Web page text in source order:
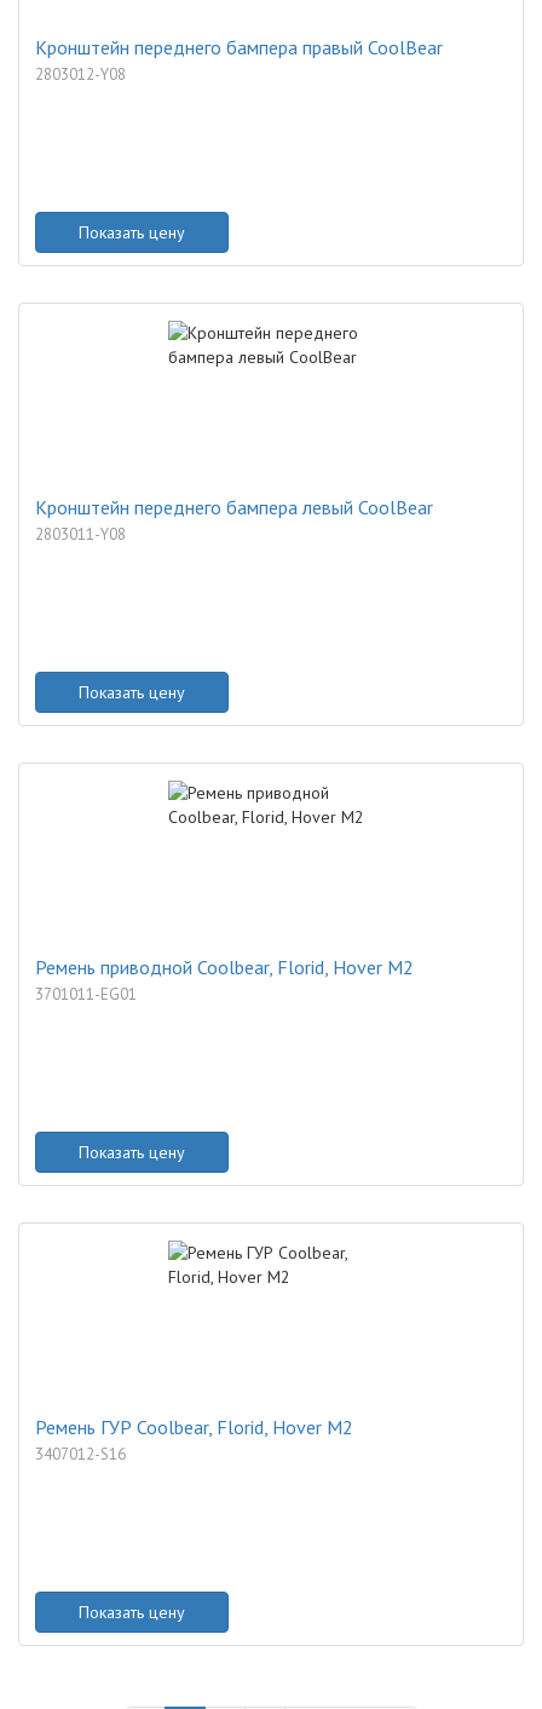
Кронштейн переднего бампера правый CoolBear
2803012-Y08
Показать цену
Кронштейн переднего бампера левый CoolBear
2803011-Y08
Показать цену
Ремень приводной Coolbear, Florid, Hover M2
3701011-EG01
Показать цену
Ремень ГУР Coolbear, Florid, Hover M2
3407012-S16
Показать цену